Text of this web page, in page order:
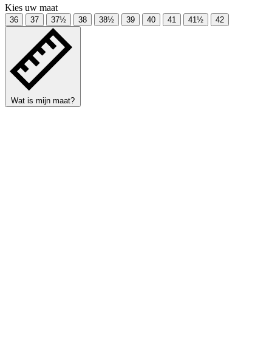
Kies uw maat
36 37 37½ 38 38½ 39 40 41 41½ 42
Wat is mijn maat?